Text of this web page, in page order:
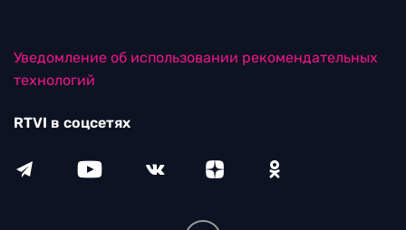
Уведомление об использовании рекомендательных
технологий
RTVI в соцсетях